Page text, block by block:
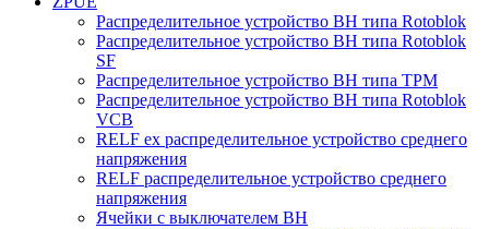
Распределительное устройство ВН типа Rotoblok
Распределительное устройство ВН типа Rotoblok
SF
Распределительное устройство ВН типа TPM
Распределительное устройство ВН типа Rotoblok
VCB
RELF ex распределительное устройство среднего
напряжения
RELF распределительное устройство среднего
напряжения
Ячейки с выключателем ВН